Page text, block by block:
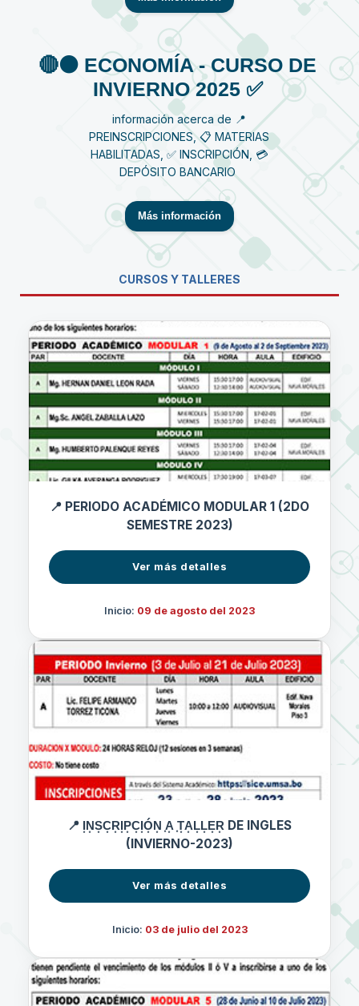
🔴⚫️ ECONOMÍA - CURSO DE
INVIERNO 2025 ✅
información acerca de 📍
PREINSCRIPCIONES, 📋 MATERIAS
HABILITADAS, ✅ INSCRIPCIÓN, 💳
DEPÓSITO BANCARIO
Más información
CURSOS Y TALLERES
📍 PERIODO ACADÉMICO MODULAR 1 (2DO
SEMESTRE 2023)
Ver más detalles
Inicio: 09 de agosto del 2023
📍 I͙N͙S͙C͙R͙I͙P͙C͙I͙Ó͙N͙ ͙A͙ ͙T͙A͙L͙L͙E͙R͙ DE INGLES
(INVIERNO-2023)
Ver más detalles
Inicio: 03 de julio del 2023